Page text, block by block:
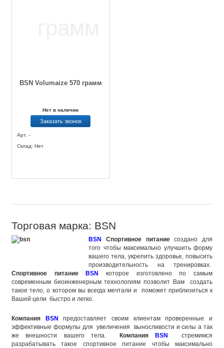
BSN Volumaize 570 грамм
Нет в наличии
Заказать звонок
Арт. -
Склад: Нет
Торговая марка: BSN
BSN Спортивное питаниесоздано для
того чтобы максимально улучшить форму
вашего тела, укрепить здоровье, повысить
производительность на тренировках.
Спортивное питание
BSN
которое изготовлено по самым
современным биоинженерным технологиям позволит Вам создать
такое тело, о котором вы всегда мечтали и поможет приблизиться к
Вашей цели быстро и легко.
Компания BSN
предоставляет своим клиентам проверенные и
эффективные формулы для увеличения выносливости и силы а так
же внешности вашего тела.
Компания BSN
стремимся
разрабатывать такое спортивное питание чтобы максимально